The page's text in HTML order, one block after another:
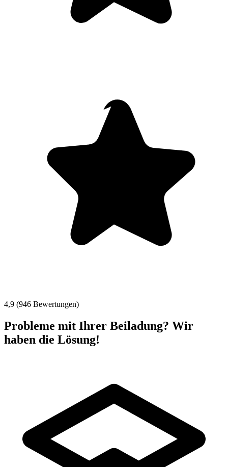
4,9 (946 Bewertungen)
Probleme mit Ihrer Beiladung? Wir
haben die Lösung!